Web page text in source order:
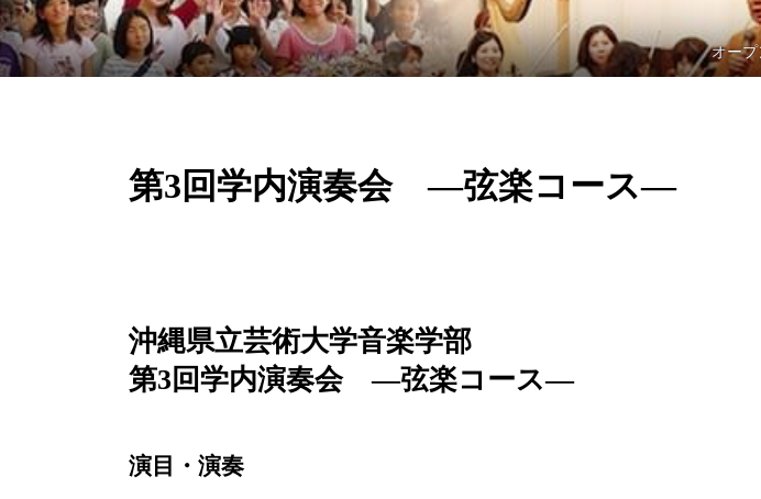
オー
第3回学内演奏会 ―弦楽コース―
沖縄県立芸術大学音楽学部
第3回学内演奏会 ―弦楽コース―
演目・演奏